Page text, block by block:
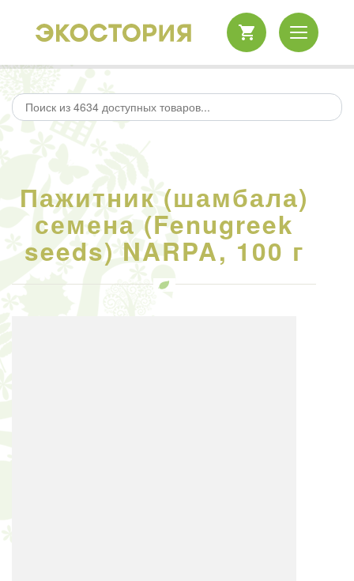
Пажитник (шамбала)
семена (Fenugreek
seeds) NARPA, 100 г